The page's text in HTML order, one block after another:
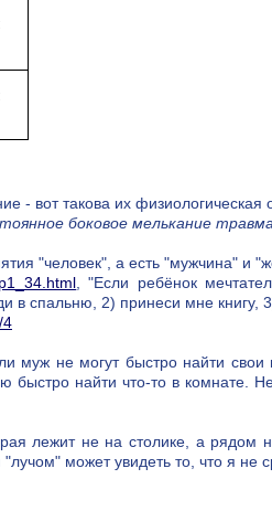
- вот такова их физиологическая
боковое мелькание
"человек", а есть "мужчина" и
, "Если ребёнок
в спальню, 2) принеси мне книгу,
4
муж не могут быстро найти свои
найти что-то в комнате.
лежит не на столике, а рядом
может увидеть то, что я не